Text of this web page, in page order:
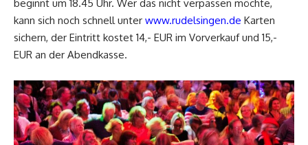
beginnt um 18.45 Uhr. Wer das nicht verpassen möchte,
kann sich noch schnell unter www.rudelsingen.de Karten
sichern, der Eintritt kostet 14,- EUR im Vorverkauf und 15,-
EUR an der Abendkasse.